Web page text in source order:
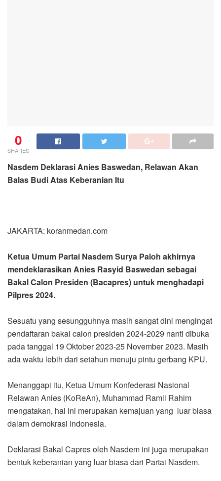
0
SHARES
Nasdem Deklarasi Anies Baswedan, Relawan Akan
Balas Budi Atas Keberanian Itu
JAKARTA: koranmedan.com
Ketua Umum Partai Nasdem Surya Paloh akhirnya
mendeklarasikan Anies Rasyid Baswedan sebagai
Bakal Calon Presiden (Bacapres) untuk menghadapi
Pilpres 2024.
Sesuatu yang sesungguhnya masih sangat dini mengingat
pendaftaran bakal calon presiden 2024-2029 nanti dibuka
pada tanggal 19 Oktober 2023-25 November 2023. Masih
ada waktu lebih dari setahun menuju pintu gerbang KPU.
Menanggapi itu, Ketua Umum Konfederasi Nasional
Relawan Anies (KoReAn), Muhammad Ramli Rahim
mengatakan, hal ini merupakan kemajuan yang luar biasa
dalam demokrasi Indonesia.
Deklarasi Bakal Capres oleh Nasdem ini juga merupakan
bentuk keberanian yang luar biasa dari Partai Nasdem.